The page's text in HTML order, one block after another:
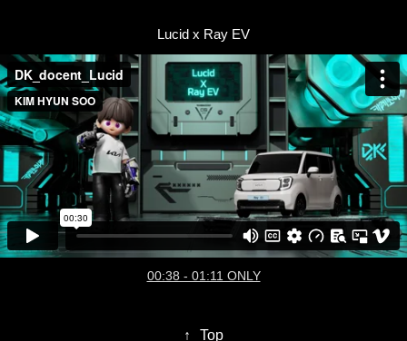
Lucid x Ray EV
00:38 - 01:11 ONLY
↑ Top